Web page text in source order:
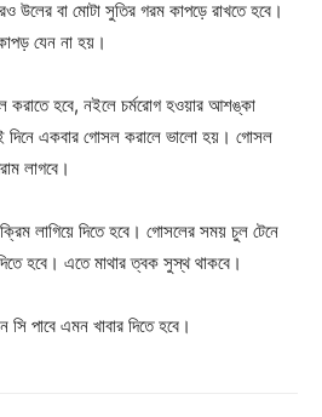
উলের বা মোটা সুতির গরম কাপড়ে রাখতে হবে।
যেন না হয়।
হবে, নইলে চর্মরোগ হওয়ার আশঙ্কা
দিনে একবার গোসল করালে ভালো হয়। গোসল
লাগবে।
লাগিয়ে দিতে হবে। গোসলের সময় চুল টেনে
হবে। এতে মাথার ত্বক সুস্থ থাকবে।
সি পাবে এমন খাবার দিতে হবে।